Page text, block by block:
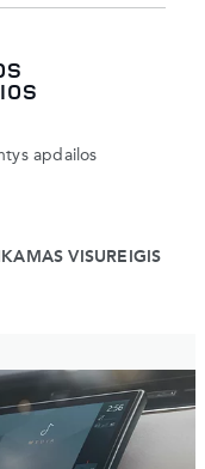
apdailos
VISUREIGIS